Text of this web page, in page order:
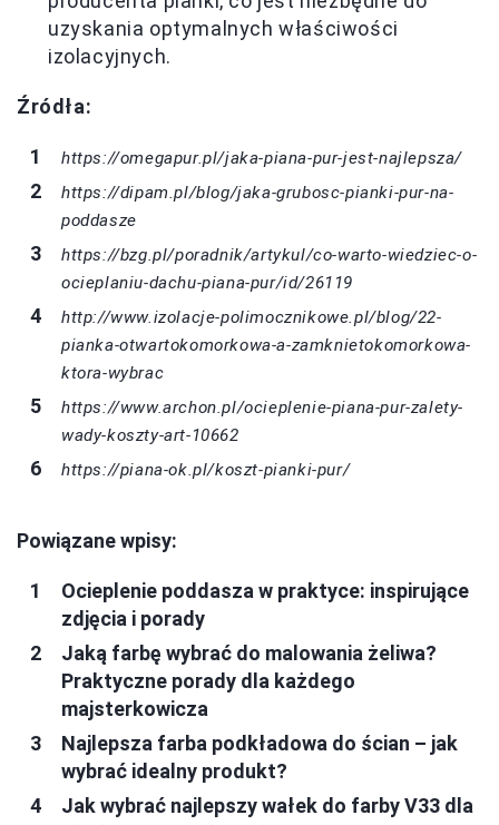
uzyskania optymalnych właściwości
izolacyjnych.
Źródła:
https://omegapur.pl/jaka-piana-pur-jest-najlepsza/
https://dipam.pl/blog/jaka-grubosc-pianki-pur-na-
poddasze
https://bzg.pl/poradnik/artykul/co-warto-wiedziec-o-
ocieplaniu-dachu-piana-pur/id/26119
http://www.izolacje-polimocznikowe.pl/blog/22-
pianka-otwartokomorkowa-a-zamknietokomorkowa-
ktora-wybrac
https://www.archon.pl/ocieplenie-piana-pur-zalety-
wady-koszty-art-10662
https://piana-ok.pl/koszt-pianki-pur/
Powiązane wpisy:
Ocieplenie poddasza w praktyce: inspirujące
zdjęcia i porady
Jaką farbę wybrać do malowania żeliwa?
Praktyczne porady dla każdego
majsterkowicza
Najlepsza farba podkładowa do ścian – jak
wybrać idealny produkt?
Jak wybrać najlepszy wałek do farby V33 dla